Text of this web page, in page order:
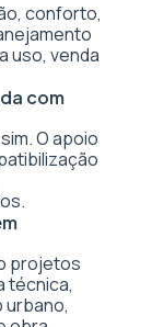
conforto,
uso, venda
com
O apoio
projetos
técnica,
urbano,